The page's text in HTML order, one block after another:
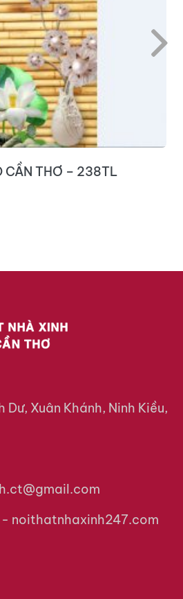
CẦN THƠ – 238TL
Dư, Xuân Khánh, Ninh Kiều,
noithatnhaxinh247.com